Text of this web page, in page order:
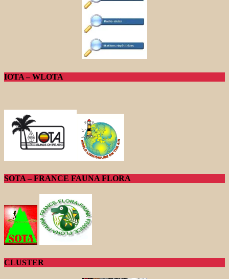
IOTA – WLOTA
SOTA – FRANCE FAUNA FLORA
CLUSTER